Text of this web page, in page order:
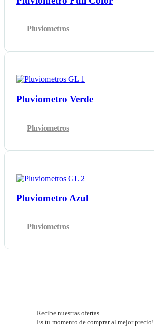
Pluviometros
Pluviometro Verde
Pluviometros
Pluviometro Azul
Pluviometros
Recibe nuestras ofertas...
Es tu momento de comprar al mejor precio!